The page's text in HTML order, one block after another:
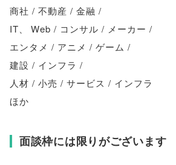
商社 / 不動産 / 金融 /
IT、
Web / コンサル / メーカー /
エンタメ / アニメ / ゲーム /
建設 / インフラ /
人材 / 小売 / サービス / インフラ
ほか
面談枠には限りがございます